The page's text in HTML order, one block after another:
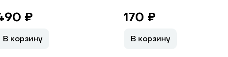
₽
В корзину
170 ₽
В корзину